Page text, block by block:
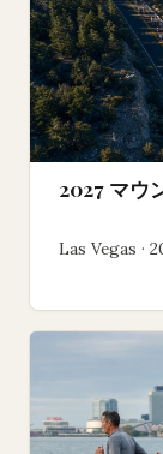
2027 マウ
Las Vegas ·